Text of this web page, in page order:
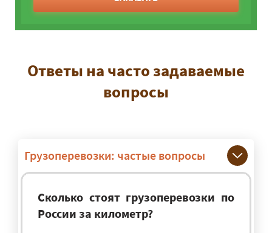
Ответы на часто задаваемые
вопросы
Грузоперевозки: частые вопросы
Сколько стоят грузоперевозки по
России за километр?